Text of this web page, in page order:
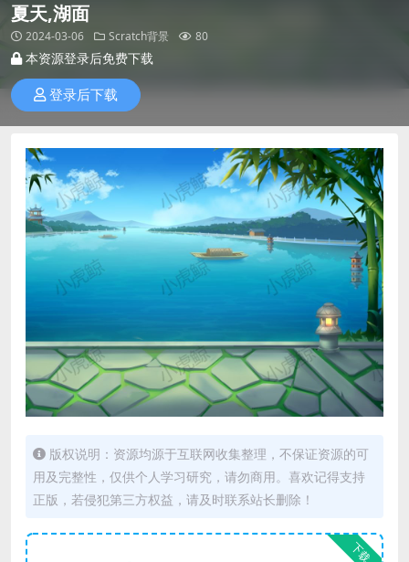
夏天,湖面
2024-03-06 Scratch背景 80
本资源登录后免费下载
登录后下载
版权说明：资源均源于互联网收集整理，不保证资源的可
用及完整性，仅供个人学习研究，请勿商用。喜欢记得支持
正版，若侵犯第三方权益，请及时联系站长删除！
下载